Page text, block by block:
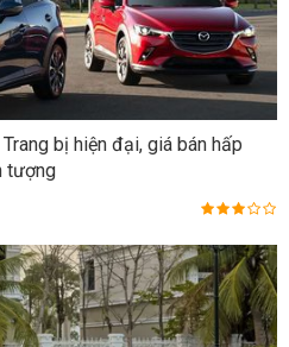
bị hiện đại, giá bán hấp
tượng